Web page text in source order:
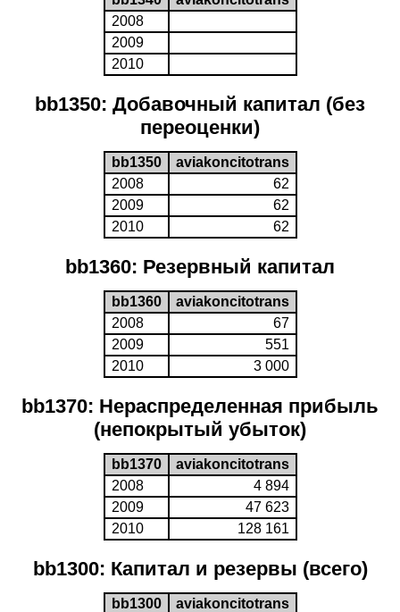
2008
2009
2010
bb1350: Добавочный капитал (без
переоценки)
bb1350
aviakoncitotrans
2008
62
2009
62
2010
62
bb1360: Резервный капитал
bb1360
aviakoncitotrans
2008
67
2009
551
2010
3 000
bb1370: Нераспределенная прибыль
(непокрытый убыток)
bb1370
aviakoncitotrans
2008
4 894
2009
47 623
2010
128 161
bb1300: Капитал и резервы (всего)
bb1300
aviakoncitotrans